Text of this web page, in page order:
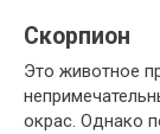
Скорпион
Это животное
окрас. Однако